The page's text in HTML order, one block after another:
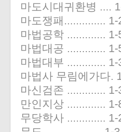
마도시대귀환병 ....
마도쟁패.............. 1-
마법공학 ............. 1-
마법대공 ............. 1-
마법대부 ............. 1-
마법사 무림에가다.
마신검존 ............. 1-
만인지상 ............. 1-
무당학사 ............. 1-